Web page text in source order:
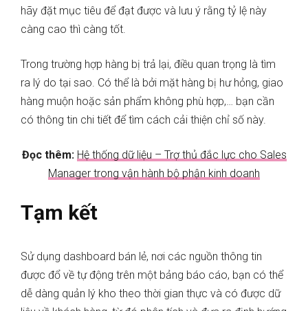
hãy đặt mục tiêu để đạt được và lưu ý rằng tỷ lệ này
càng cao thì càng tốt.
Trong trường hợp hàng bị trả lại, điều quan trọng là tìm
ra lý do tại sao. Có thể là bởi mặt hàng bị hư hỏng, giao
hàng muộn hoặc sản phẩm không phù hợp,… bạn cần
có thông tin chi tiết để tìm cách cải thiện chỉ số này.
Đọc thêm: Hệ thống dữ liệu – Trợ thủ đắc lực cho Sales
Manager trong vận hành bộ phận kinh doanh
Tạm kết
Sử dụng dashboard bán lẻ, nơi các nguồn thông tin
được đổ về tự động trên một bảng báo cáo, bạn có thể
dễ dàng quản lý kho theo thời gian thực và có được dữ